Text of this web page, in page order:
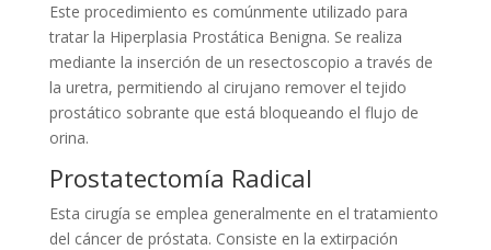
Este procedimiento es comúnmente utilizado para
tratar la Hiperplasia Prostática Benigna. Se realiza
mediante la inserción de un resectoscopio a través de
la uretra, permitiendo al cirujano remover el tejido
prostático sobrante que está bloqueando el flujo de
orina.
Prostatectomía Radical
Esta cirugía se emplea generalmente en el tratamiento
del cáncer de próstata. Consiste en la extirpación